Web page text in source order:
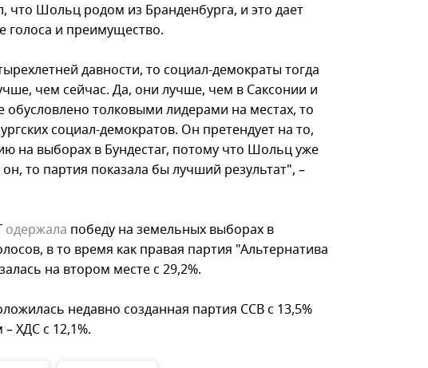
что Шольц родом из Бранденбурга, и это дает
голоса и преимущество.
давности, то социал-демократы тогда
чем сейчас. Да, они лучше, чем в Саксонии и
обусловлено толковыми лидерами на местах, то
социал-демократов. Он претендует на то,
на выборах в Бундестаг, потому что Шольц уже
то партия показала бы лучший результат", –
одержала победу на земельных выборах в
в то время как правая партия "Альтернатива
на втором месте с 29,2%.
недавно созданная партия ССВ с 13,5%
ХДС с 12,1%.